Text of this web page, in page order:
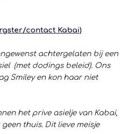
contact Kabai)
achtergelaten bij een
(met dodings beleid). Ons
Smiley en kon haar niet
het prive asielje van Kabai,
thuis. Dit lieve meisje